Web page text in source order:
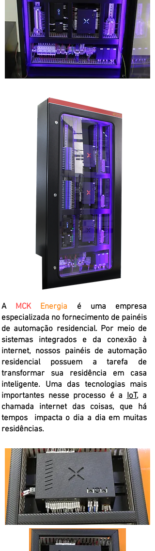
A MCK Energia é uma empresa
especializada no fornecimento de painéis
de automação residencial. Por meio de
sistemas integrados e da conexão à
internet, nossos painéis de automação
residencial possuem a tarefa de
transformar sua residência em casa
inteligente. Uma das tecnologias mais
importantes nesse processo é aIoT, a
chamada internet das coisas, que há
tempos impacta o dia a dia em muitas
residências.